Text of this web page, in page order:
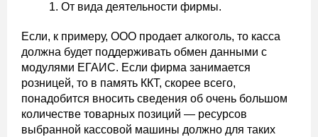
От вида деятельности фирмы.
Если, к примеру, ООО продает алкоголь, то касса
должна будет поддерживать обмен данными с
модулями ЕГАИС. Если фирма занимается
розницей, то в память ККТ, скорее всего,
понадобится вносить сведения об очень большом
количестве товарных позиций — ресурсов
выбранной кассовой машины должно для таких